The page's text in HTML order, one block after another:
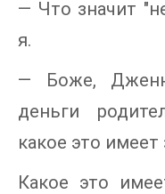
— Что значит
я.
— Боже,
деньги
какое это имеет
Какое это